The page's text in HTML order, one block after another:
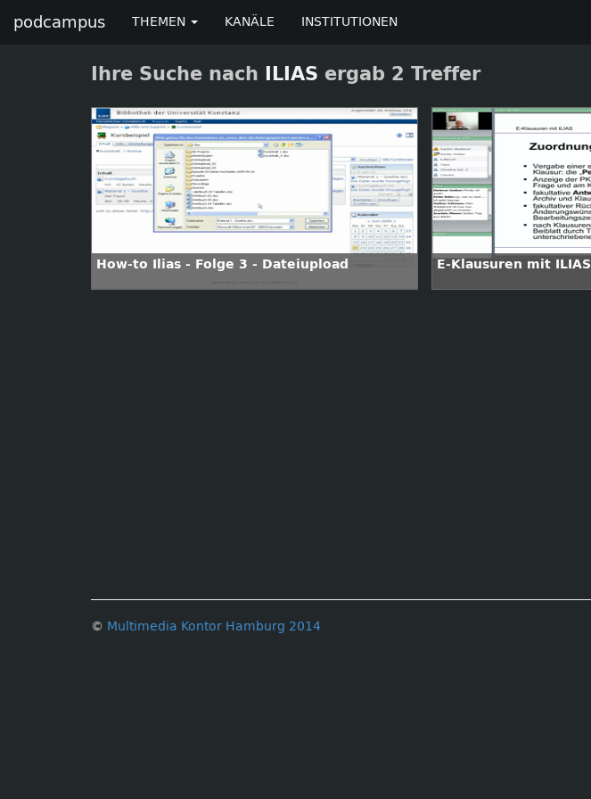
podcampus THEMEN KANÄLE INSTITUTIONEN
Ihre Suche nach ILIAS ergab 2 Treffer
How-to Ilias - Folge 3 - Dateiupload E-Klausuren mit ILIAS
© Multimedia Kontor Hamburg 2014